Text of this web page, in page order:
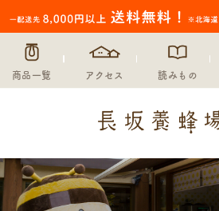
商品一覧 アクセス 読みもの